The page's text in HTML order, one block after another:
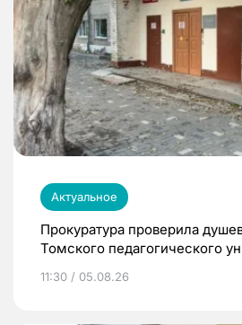
Актуальное
Прокуратура проверила
Томского педагогического
11:30 / 05.08.26